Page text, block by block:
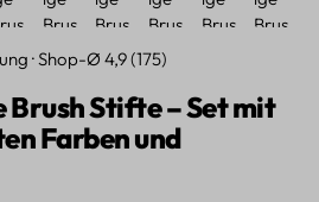
· Shop-Ø 4,9 (175)
Stifte – Set mit
Farben und